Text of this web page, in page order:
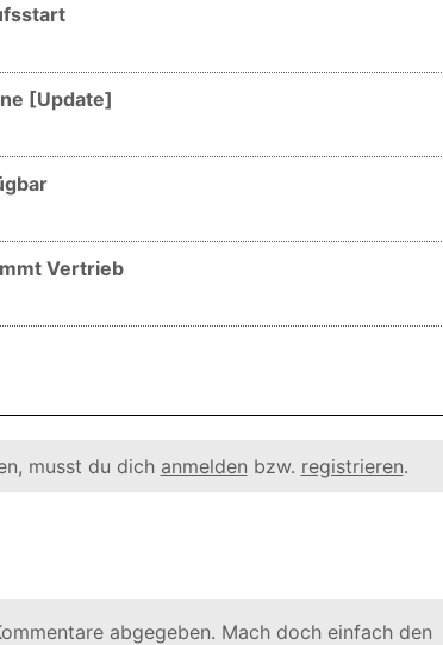
[Update]
Vertrieb
musst du dich anmelden bzw. registrieren.
abgegeben. Mach doch einfach den